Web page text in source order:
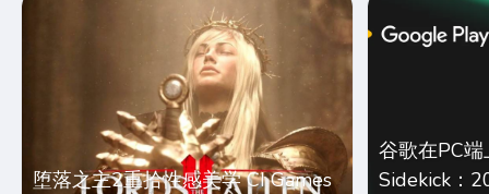
堕落之主2重拾性感美学 CI Games
谷歌在PC
Sidekick：